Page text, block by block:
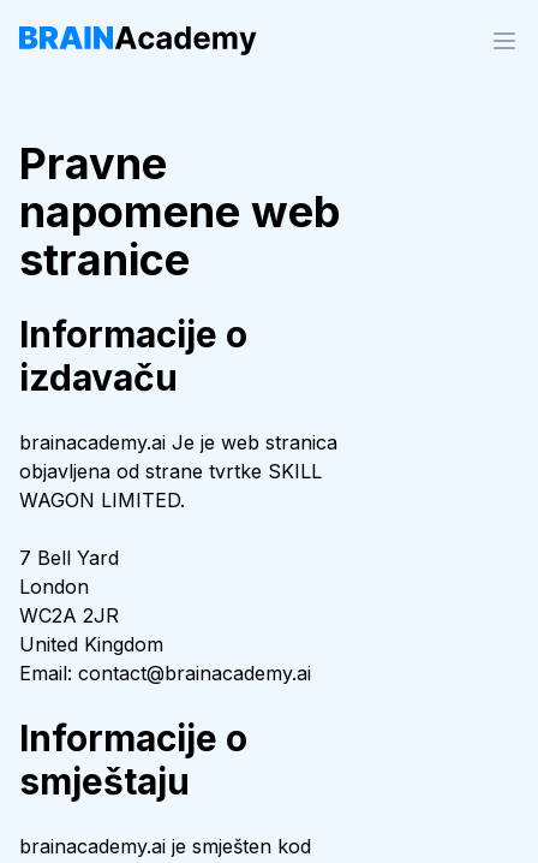
Pravne
napomene web
stranice
Informacije o
izdavaču
brainacademy.ai Je je web stranica
objavljena od strane tvrtke SKILL
WAGON LIMITED.
7 Bell Yard
London
WC2A 2JR
United Kingdom
Email: contact@brainacademy.ai
Informacije o
smještaju
brainacademy.ai je smješten kod